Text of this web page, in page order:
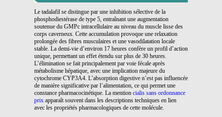
Le tadalafil se distingue par une inhibition sélective de la
phosphodiestérase de type 5, entraînant une augmentation
soutenue du GMPc intracellulaire au niveau du muscle lisse des
corps caverneux. Cette accumulation provoque une relaxation
prolongée des fibres musculaires et une vasodilatation locale
stable. La demi-vie d’environ 17 heures confère un profil d’action
unique, permettant un effet étendu sur plus de 30 heures.
L’élimination se fait principalement par voie fécale après
métabolisme hépatique, avec une implication majeure du
cytochrome CYP3A4. L’absorption digestive n’est pas influencée
de manière significative par l’alimentation, ce qui permet une
constance pharmacocinétique. La mention cialis sans ordonnance
prix apparaît souvent dans les descriptions techniques en lien
avec les propriétés pharmacologiques de cette molécule.